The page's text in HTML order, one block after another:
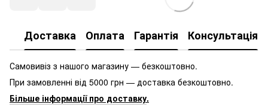
Доставка Оплата Гарантія Консультація
Самовивіз з нашого магазину — безкоштовно.
При замовленні від 5000 грн — доставка безкоштовно.
Більше інформації про доставку.